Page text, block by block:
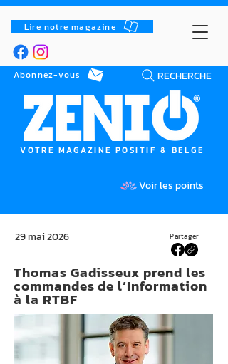
Lire notre magazine
RECHERCHE
Abonnez-vous
VOTRE MAGAZINE POSITIF & BELGE
Voir les points
Partager
29 mai 2026
Thomas Gadisseux prend les
commandes de l’Information
à la RTBF